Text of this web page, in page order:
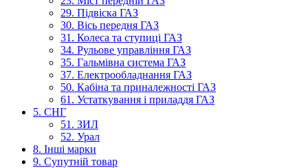
29. Підвіска ГАЗ
30. Вісь передня ГАЗ
31. Колеса та ступиці ГАЗ
34. Рульове управління ГАЗ
35. Гальмівна система ГАЗ
37. Електрообладнання ГАЗ
50. Кабіна та приналежності ГАЗ
61. Устаткування і приладдя ГАЗ
5. СНГ
51. ЗИЛ
52. Урал
8. Інші марки
9. Супутній товар